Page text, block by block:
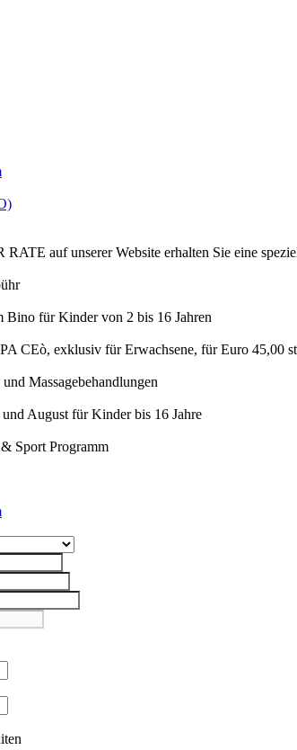
auf unserer Website erhalten Sie eine
Bino für Kinder von 2 bis 16 Jahren
CEò, exklusiv für Erwachsene, für Euro 45,00
Massagebehandlungen
August für Kinder bis 16 Jahre
Sport Programm